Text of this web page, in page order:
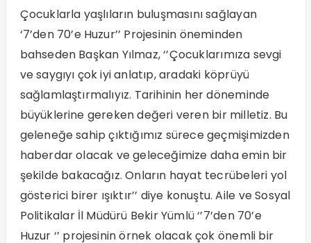
Çocuklarla yaşlıların buluşmasını sağlayan
‘7’den 70’e Huzur’’ Projesinin öneminden
bahseden Başkan Yılmaz, ‘’Çocuklarımıza sevgi
ve saygıyı çok iyi anlatıp, aradaki köprüyü
sağlamlaştırmalıyız. Tarihinin her döneminde
büyüklerine gereken değeri veren bir milletiz. Bu
geleneğe sahip çıktığımız sürece geçmişimizden
haberdar olacak ve geleceğimize daha emin bir
şekilde bakacağız. Onların hayat tecrübeleri yol
gösterici birer ışıktır’’ diye konuştu. Aile ve Sosyal
Politikalar İl Müdürü Bekir Yümlü ‘’7’den 70’e
Huzur ‘’ projesinin örnek olacak çok önemli bir